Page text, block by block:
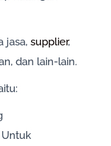
jasa, supplier,
dan lain-lain.
Untuk